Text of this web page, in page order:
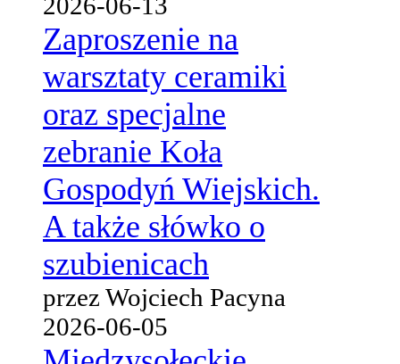
Zaproszenie na
warsztaty ceramiki
oraz specjalne
zebranie Koła
Gospodyń Wiejskich.
A także słówko o
szubienicach
przez Wojciech Pacyna
2026-06-05